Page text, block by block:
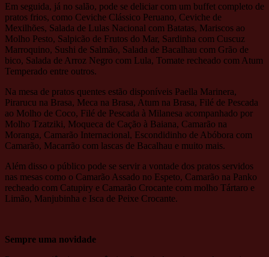
Em seguida, já no salão, pode se deliciar com um buffet completo de
pratos frios, como Ceviche Clássico Peruano, Ceviche de
Mexilhões, Salada de Lulas Nacional com Batatas, Mariscos ao
Molho Pesto, Salpicão de Frutos do Mar, Sardinha com Cuscuz
Marroquino, Sushi de Salmão, Salada de Bacalhau com Grão de
bico, Salada de Arroz Negro com Lula, Tomate recheado com Atum
Temperado entre outros.
Na mesa de pratos quentes estão disponíveis Paella Marinera,
Pirarucu na Brasa, Meca na Brasa, Atum na Brasa, Filé de Pescada
ao Molho de Coco, Filé de Pescada à Milanesa acompanhado por
Molho Tzatziki, Moqueca de Cação à Baiana, Camarão na
Moranga, Camarão Internacional, Escondidinho de Abóbora com
Camarão, Macarrão com lascas de Bacalhau e muito mais.
Além disso o público pode se servir a vontade dos pratos servidos
nas mesas como o Camarão Assado no Espeto, Camarão na Panko
recheado com Catupiry e Camarão Crocante com molho Tártaro e
Limão, Manjubinha e Isca de Peixe Crocante.
Sempre uma novidade